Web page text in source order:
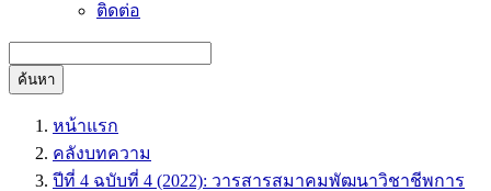
ติดต่อ
ค้นหา
หน้าแรก
คลังบทความ
ปีที่ 4 ฉบับที่ 4 (2022): วารสารสมาคมพัฒนาวิชาชีพการ